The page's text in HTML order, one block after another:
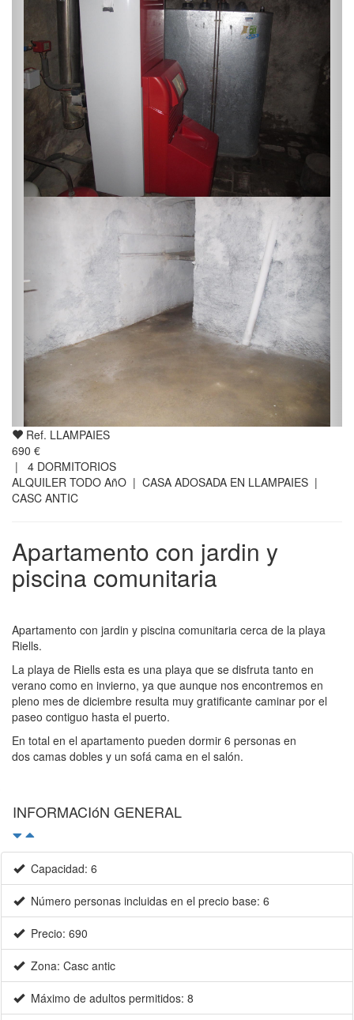
Ref. LLAMPAIES
690 €
| 4 DORMITORIOS
ALQUILER TODO AñO | CASA ADOSADA EN LLAMPAIES |
CASC ANTIC
Apartamento con jardin y
piscina comunitaria
Apartamento con jardin y piscina comunitaria cerca de la playa
Riells.
La playa de Riells esta es una playa que se disfruta tanto en
verano como en invierno, ya que aunque nos encontremos en
pleno mes de diciembre resulta muy gratificante caminar por el
paseo contiguo hasta el puerto.
En total en el apartamento pueden dormir 6 personas en
dos camas dobles y un sofá cama en el salón.
INFORMACIóN GENERAL
Capacidad: 6
Número personas incluidas en el precio base: 6
Precio: 690
Zona: Casc antic
Máximo de adultos permitidos: 8